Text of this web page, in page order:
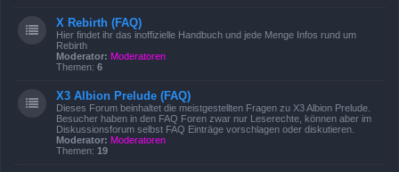
X Rebirth (FAQ)
Hier findet ihr das inoffizielle Handbuch und jede Menge Infos rund um
Rebirth
Moderator: Moderatoren
Themen: 6
X3 Albion Prelude (FAQ)
Dieses Forum beinhaltet die meistgestellten Fragen zu X3 Albion Prelude.
Besucher haben in den FAQ Foren zwar nur Leserechte, können aber im
Diskussionsforum selbst FAQ Einträge vorschlagen oder diskutieren.
Moderator: Moderatoren
Themen: 19